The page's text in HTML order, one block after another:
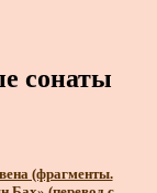
сонаты
(фрагменты.